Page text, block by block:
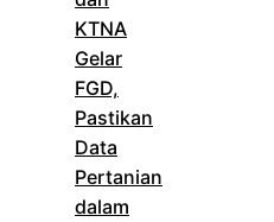
KTNA
Gelar
FGD,
Pastikan
Data
Pertanian
dalam